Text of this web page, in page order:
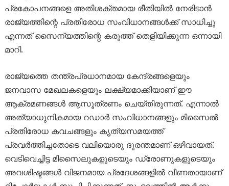
പ്രകോപനങ്ങളെ അതിശക്തമായ രീതിയിൽ നേരിടാൻ
രാജ്യത്തിന്റെ പ്രതിരോധ സംവിധാനങ്ങൾക്ക് സാധിച്ചു
എന്നത് സൈന്യത്തിന്റെ കരുത്ത് തെളിയിക്കുന്ന ഒന്നായി
മാറി.
രാജ്യത്തെ തന്ത്രപ്രധാനമായ കേന്ദ്രങ്ങളെയും
ജനവാസ മേഖലകളെയും ലക്ഷ്യമാക്കിയാണ് ഈ
ആക്രമണങ്ങൾ ആസൂത്രണം ചെയ്തിരുന്നത്. എന്നാൽ
അത്യാധുനികമായ റഡാർ സംവിധാനങ്ങളും മിസൈൽ
പ്രതിരോധ കവചങ്ങളും കൃത്യസമയത്ത്
പ്രവർത്തിച്ചതോടെ വലിയൊരു ദുരന്തമാണ് ഒഴിവായത്.
വെടിവെച്ചിട്ട മിസൈലുകളുടെയും ഡ്രോണുകളുടെയും
അവശിഷ്ടങ്ങൾ വിജനമായ പ്രദേശങ്ങളിൽ വീണതായാണ്